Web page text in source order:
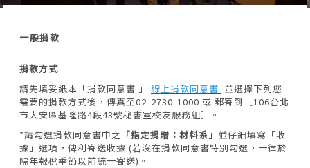
一般捐款
捐款方式
請先填妥紙本「捐款同意書 」 線上捐款同意書 並選擇下列您
需要的捐款方式後，傳真至02-2730-1000 或 郵寄到［106台北
市大安區基隆路4段43號秘書室校友服務組］。
*請勾選捐款同意書中之 「指定捐贈：材料系」 並仔細填寫「收
據」選項，俾利寄送收據 (若沒在捐款同意書特別勾選，一律於
隔年報稅季節以前統一寄送)。